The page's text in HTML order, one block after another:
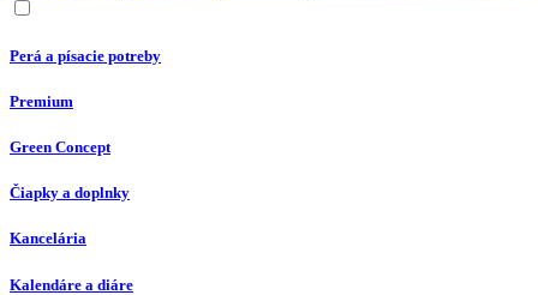
Perá a písacie potreby
Premium
Green Concept
Čiapky a doplnky
Kancelária
Kalendáre a diáre